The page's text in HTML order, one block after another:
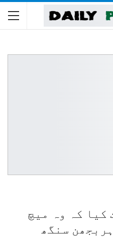
کیا کہ وہ میچ
سنگھ